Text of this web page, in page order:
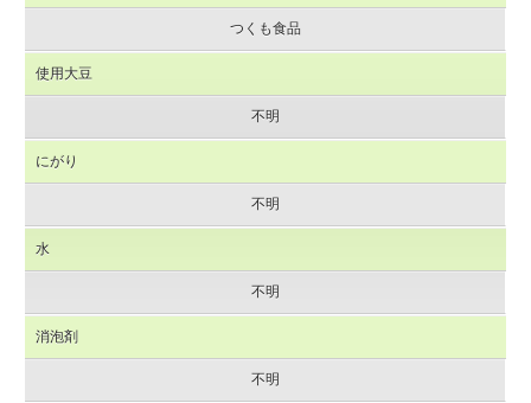
つくも食品
使用大豆
不明
にがり
不明
水
不明
消泡剤
不明